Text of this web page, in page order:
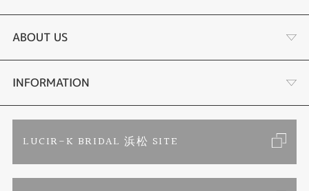
黒蝶真珠
時計
色石
ジュエリーリフォーム
個性溢れる色石の魅力
YouTube ルシルケイチャンネル
ブライダルリングサイト
ブランドリスト
ABOUT US
店舗情報・会社概要
お客様の声
INFORMATION
LUCIR-K BRIDAL 浜松 SITE